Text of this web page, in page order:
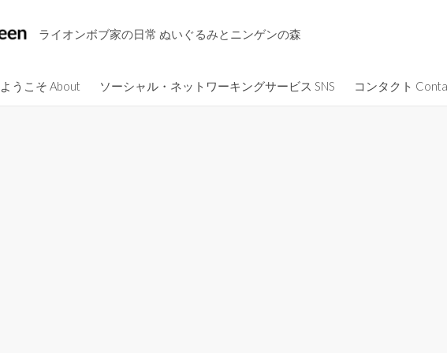
ライオンボブ家の日常 ぬいぐるみとニンゲンの森
ようこそ About ソーシャル・ネットワーキングサービス SNS コンタクト